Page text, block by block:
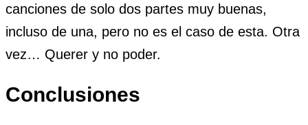
canciones de solo dos partes muy buenas,
incluso de una, pero no es el caso de esta. Otra
vez… Querer y no poder.
Conclusiones